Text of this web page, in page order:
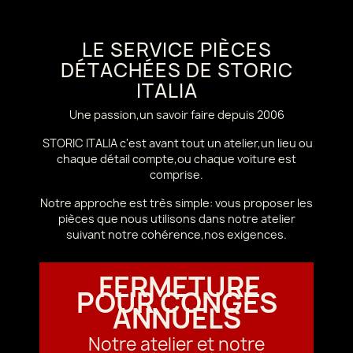
LE SERVICE PIÈCES
DÉTACHÉES DE STORIC
ITALIA
Une passion,un savoir faire depuis 2006
STORIC ITALIA c'est avant tout un atelier,un lieu ou
chaque détail compte,ou chaque voiture est
comprise.
Notre approche est très simple: vous proposer les
pièces que nous utilisons dans notre atelier
suivant notre cohérence,nos exigences.
FERMETURE
POUR CONGÉS
ANNUELS
Notre atelier et notre